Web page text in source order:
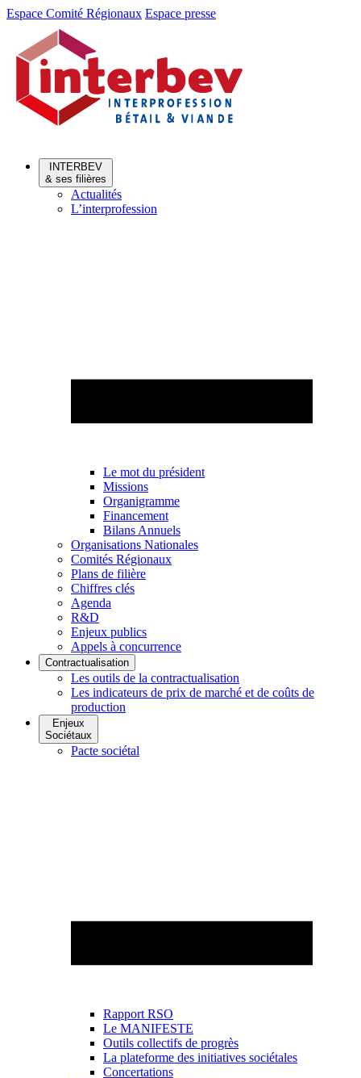
Aller
Aller
contenu
Espace Comité Régionaux Espace presse
INTERBEV
& ses filières
Actualités
L’interprofession
Le mot du président
Missions
Organigramme
Financement
Bilans Annuels
Organisations Nationales
Comités Régionaux
Plans de filière
Chiffres clés
Agenda
R&D
Enjeux publics
Appels à concurrence
Contractualisation
Les outils de la contractualisation
Les indicateurs de prix de marché et de coûts de
production
Enjeux
Sociétaux
Pacte sociétal
Rapport RSO
Le MANIFESTE
Outils collectifs de progrès
La plateforme des initiatives sociétales
Concertations